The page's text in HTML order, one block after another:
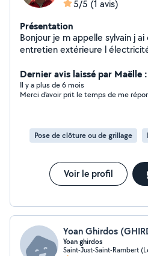
5/5 (1 avis)
Présentation
Bonjour je m appelle sylvain j
entretien extérieure l électricité la maçonnerie
Dernier avis laissé par Maëlle
Il y a plus de 6 mois
Merci d’avoir prit le temps de me
Pose de clôture ou de grillage
Voir le profil
Yoan Ghirdos
Yoan ghirdos
Saint-Just-Saint-Rambert